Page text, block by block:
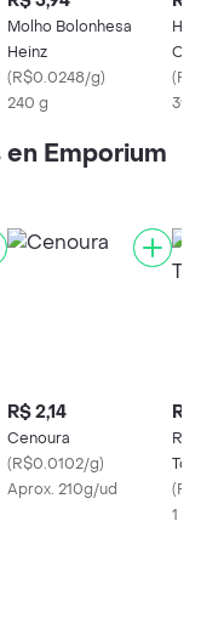
Molho Bolonhesa
Heinz
(R$0.0248/g)
240 g
(
397
Emporium
R$ 2,14
Cenoura
(R$0.0102/g)
Aprox. 210g/ud
R$
(
1 X